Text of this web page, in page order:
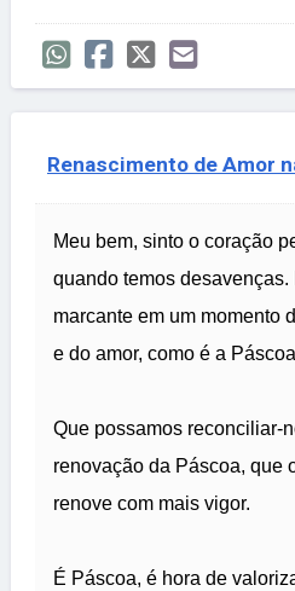
Renascimento de Amor
Meu bem, sinto o coração
quando temos
marcante em um momento
e do amor, como é a
Que possamos reconciliar-
renovação da Páscoa, que
renove com mais vigor.
É Páscoa, é hora de